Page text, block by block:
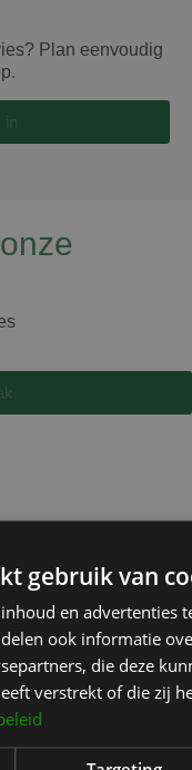
Plan eenvoudig
gebruik van
en advertenties
ook informatie
die deze
verstrekt of die zij